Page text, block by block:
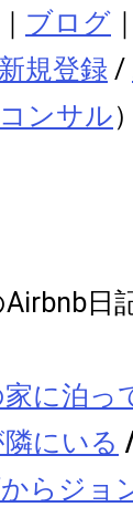
ブログ
規登録 /
ンサル）
日
に泊っ
にいる
らジョ